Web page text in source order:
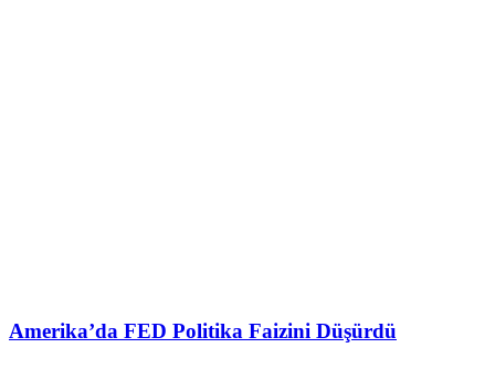
Amerika’da FED Politika Faizini Düşürdü